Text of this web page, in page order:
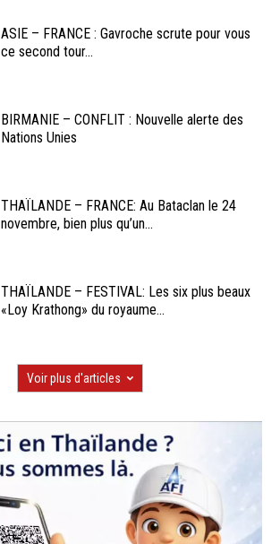
ASIE – FRANCE : Gavroche scrute pour vous
ce second tour...
BIRMANIE – CONFLIT : Nouvelle alerte des
Nations Unies
THAÏLANDE – FRANCE: Au Bataclan le 24
novembre, bien plus qu’un...
THAÏLANDE – FESTIVAL: Les six plus beaux
«Loy Krathong» du royaume...
Voir plus d'articles